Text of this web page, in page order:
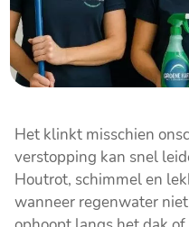
Het klinkt misschien
verstopping kan snel
Houtrot, schimmel en
wanneer regenwater